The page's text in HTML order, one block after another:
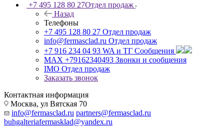
+7 495 128 80 27Отдел продаж
Назад
Телефоны
+7 495 128 80 27 Отдел продаж
info@fermasclad.ru Отдел продаж
+7 916 234 04 93 WA и ТГ Сообщения
MAX +79162340493 Звонки и сообщения
IMO Отдел продаж
Заказать звонок
Контактная информация
Москва, ул Вятская 70
info@fermasclad.ru partners@fermasclad.ru
buhgalteriafermasklad@yandex.ru